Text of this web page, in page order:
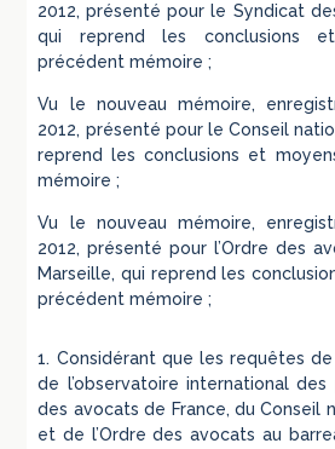
2012, présenté pour le Syndicat
qui reprend les conclusions
précédent mémoire ;
Vu le nouveau mémoire,
2012, présenté pour le Conseil
reprend les conclusions et
mémoire ;
Vu le nouveau mémoire,
2012, présenté pour l’Ordre des
Marseille, qui reprend les
précédent mémoire ;
1. Considérant que les requêtes
de l’observatoire international des
des avocats de France, du Conseil
et de l’Ordre des avocats au